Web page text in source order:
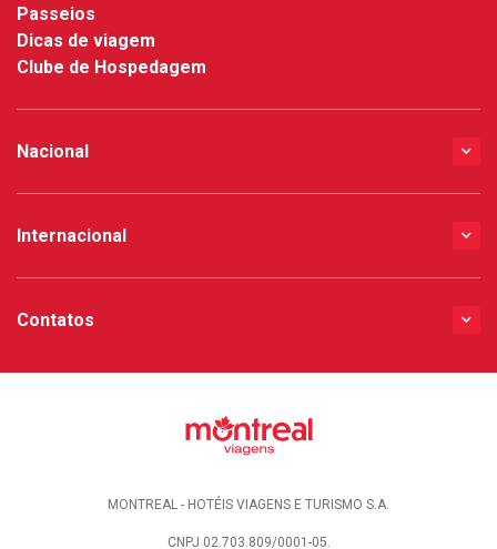
Passeios
Dicas de viagem
Clube de Hospedagem
Nacional
Internacional
Contatos
MONTREAL - HOTÉIS VIAGENS E TURISMO S.A.
CNPJ 02.703.809/0001-05.